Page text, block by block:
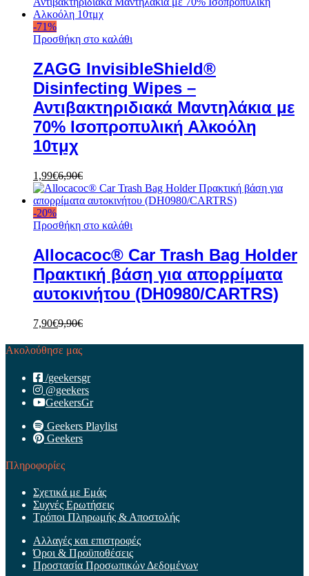
-71%
Προσθήκη στο καλάθι
ZAGG InvisibleShield®
Disinfecting Wipes –
Αντιβακτηριδιακά Μαντηλάκια με
70% Ισοπροπυλική Αλκοόλη
10τμχ
1,99€6,90€
-20%
Προσθήκη στο καλάθι
Allocacoc® Car Trash Bag Holder
Πρακτική βάση για απορρίματα
αυτοκινήτου (DH0980/CARTRS)
7,90€9,90€
Ακολούθησε μας
/geekersgr
@geekers
GeekersGr
Geekers Playlist
Geekers
Πληροφορίες
Σχετικά με Εμάς
Συχνές Ερωτήσεις
Τρόποι Πληρωμής & Αποστολής
Αλλαγές και επιστροφές
Όροι & Προϋποθέσεις
Προστασία Προσωπικών Δεδομένων